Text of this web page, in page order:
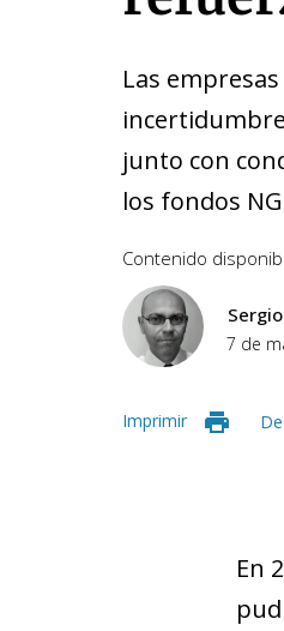
Las
junto con
los fondos
Contenido
7 de
Imprimir
En